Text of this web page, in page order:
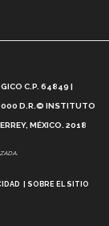
(video)
Artificial, Paola
C.P. 64849 |
D.R.© INSTITUTO
MÉXICO. 2018
SOBRE EL SITIO